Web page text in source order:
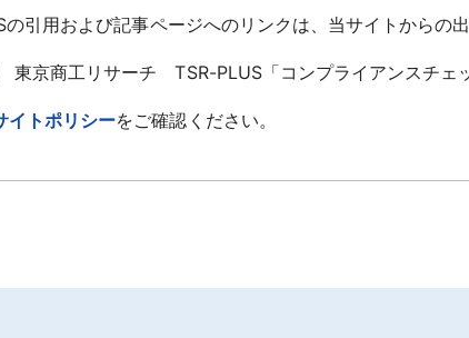
の引用および記事ページへのリンクは、当サイトからの
東京商工リサーチ TSR-PLUS「コンプライアンスチェ
イトポリシーをご確認ください。